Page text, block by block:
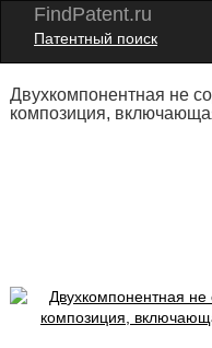
FindPatent.ru
Патентный поиск
Двухкомпонентная не
композиция,